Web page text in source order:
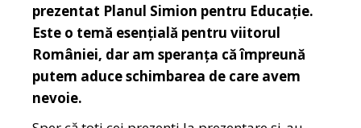
prezentat Planul Simion pentru Educație.
Este o temă esențială pentru viitorul
României, dar am speranța că împreună
putem aduce schimbarea de care avem
nevoie.